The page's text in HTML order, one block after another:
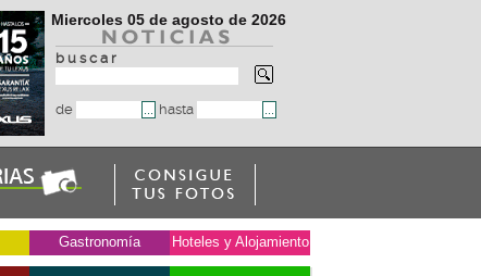
Miercoles 05 de agosto de 2026
b u s c a r
de hasta
Gastronomía Hoteles y Alojamiento